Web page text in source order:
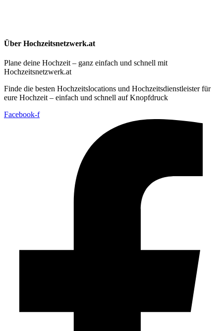
Über Hochzeitsnetzwerk.at
Plane deine Hochzeit – ganz einfach und schnell mit
Hochzeitsnetzwerk.at
Finde die besten Hochzeitslocations und Hochzeitsdienstleister für
eure Hochzeit – einfach und schnell auf Knopfdruck
Facebook-f